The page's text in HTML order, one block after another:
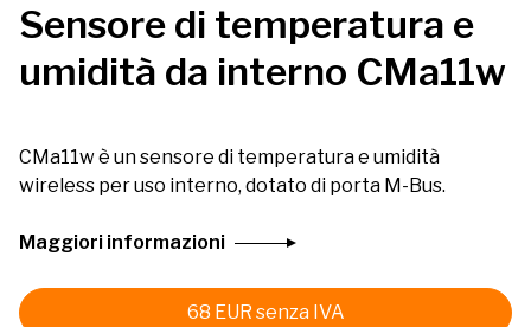
Sensore di temperatura e
umidità da interno CMa11w
CMa11w è un sensore di temperatura e umidità
wireless per uso interno, dotato di porta M-Bus.
Maggiori informazioni
68 EUR senza IVA